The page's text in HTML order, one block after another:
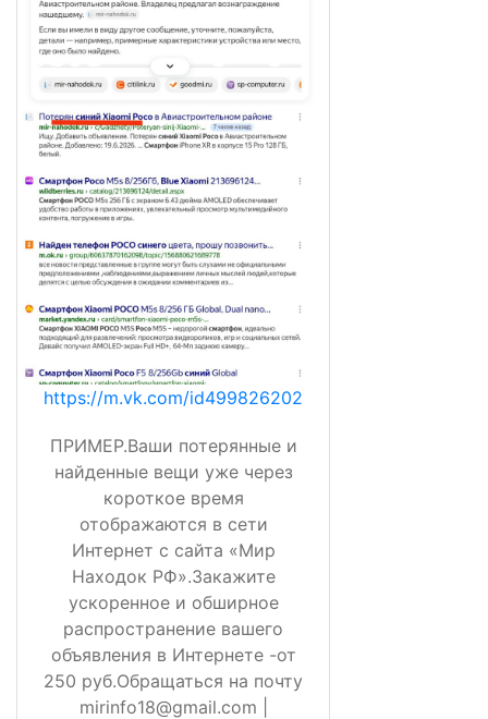
https://m.vk.com/id499826202
ПРИМЕР.Ваши потерянные и
найденные вещи уже через
короткое время
отображаются в сети
Интернет с сайта «Мир
Находок РФ».Закажите
ускоренное и обширное
распространение вашего
объявления в Интернете -от
250 руб.Обращаться на почту
mirinfo18@gmail.com |